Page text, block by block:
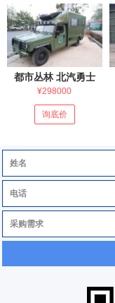
都市丛林 北汽勇士
¥298000
询底价